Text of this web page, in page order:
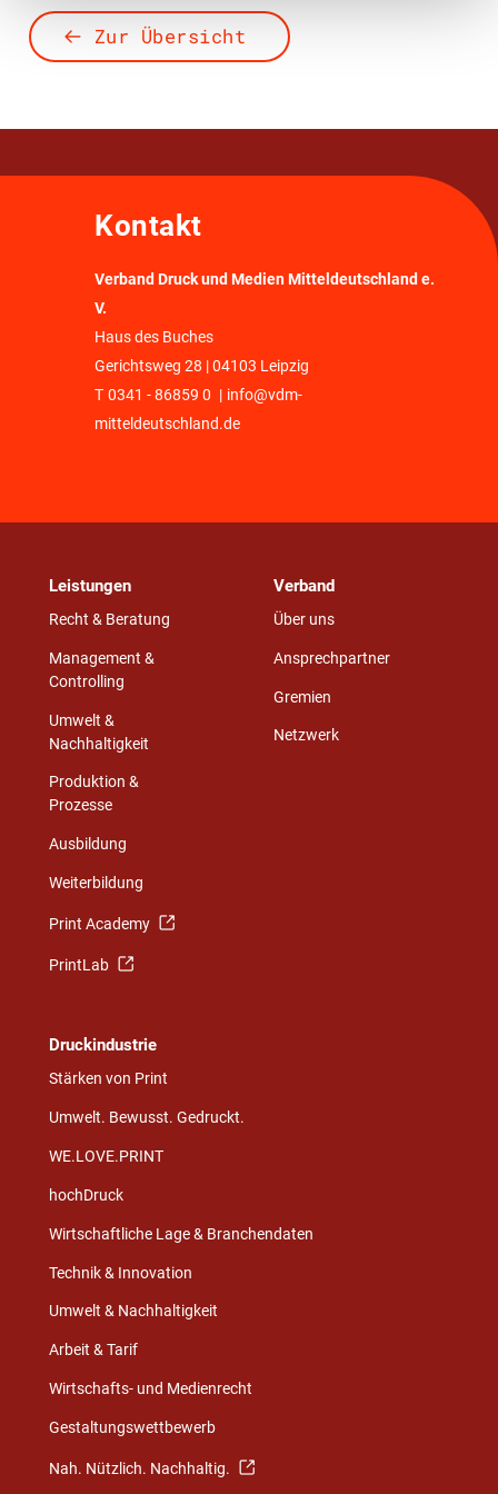
Zur Übersicht
Kontakt
Verband Druck und Medien Mitteldeutschland e.
V.
Haus des Buches
Gerichtsweg 28 | 04103 Leipzig
T 0341 - 86859 0 | info@vdm-
mitteldeutschland.de
Leistungen
Recht & Beratung
Management &
Controlling
Umwelt &
Nachhaltigkeit
Produktion &
Prozesse
Ausbildung
Weiterbildung
Print Academy
PrintLab
Verband
Über uns
Ansprechpartner
Gremien
Netzwerk
Druckindustrie
Stärken von Print
Umwelt. Bewusst. Gedruckt.
WE.LOVE.PRINT
hochDruck
Wirtschaftliche Lage & Branchendaten
Technik & Innovation
Umwelt & Nachhaltigkeit
Arbeit & Tarif
Wirtschafts- und Medienrecht
Gestaltungswettbewerb
Nah. Nützlich. Nachhaltig.